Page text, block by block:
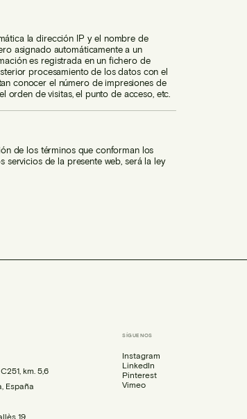
la dirección IP y el nombre de
asignado automáticamente a un
es registrada en un fichero de
procesamiento de los datos con el
conocer el número de impresiones de
orden de visitas, el punto de acceso, etc.
de los términos que conforman los
servicios de la presente web, será la ley
km. 5,6
España
19
SÍGUENOS
Instagram
LinkedIn
Pinterest
Vimeo